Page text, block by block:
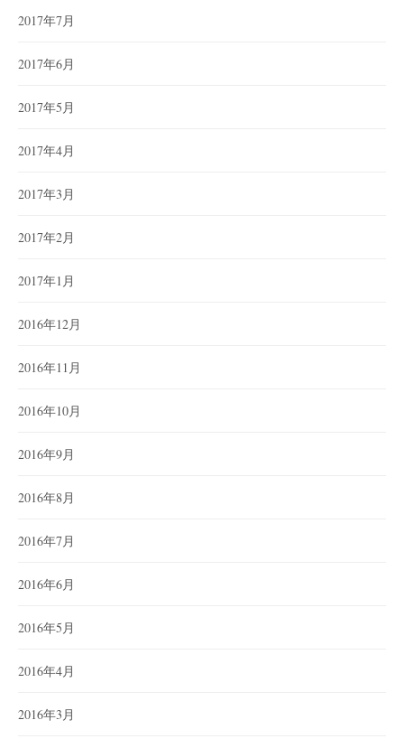
2017年7月
2017年6月
2017年5月
2017年4月
2017年3月
2017年2月
2017年1月
2016年12月
2016年11月
2016年10月
2016年9月
2016年8月
2016年7月
2016年6月
2016年5月
2016年4月
2016年3月